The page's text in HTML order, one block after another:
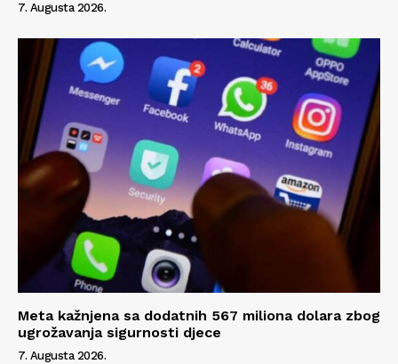
7. Augusta 2026.
Meta kažnjena sa dodatnih 567 miliona dolara zbog
ugrožavanja sigurnosti djece
7. Augusta 2026.